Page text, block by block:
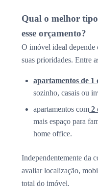
Qual o melhor
esse orçamento?
O imóvel ideal depende
suas prioridades. Entre
apartamentos de 1
sozinho, casais ou
apartamentos com 2
mais espaço para
home office.
Independentemente da
avaliar localização,
total do imóvel.